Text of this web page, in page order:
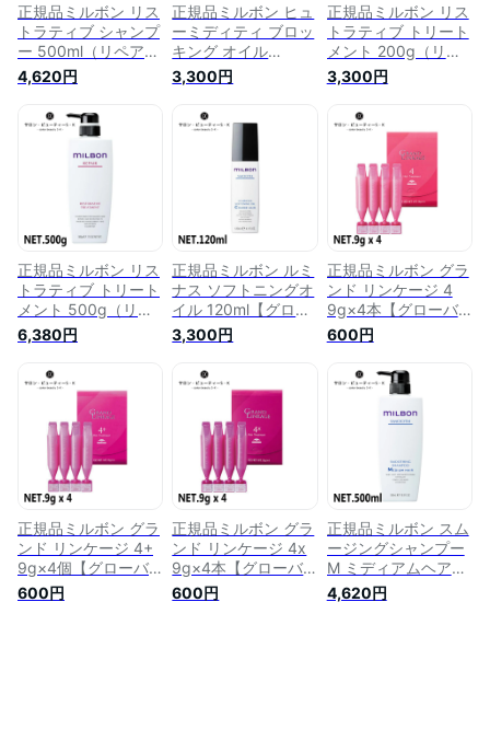
正規品ミルボン リス
トラティブ シャンプ
ー 500ml（リペア）
【グローバルミルボ
ン milbon ダメージ
ヘア ケア 美容室 美
容院 おすすめ サロ
ン専売品 美容室専売
品 】※流通経路確保
保護させていただい
ております。
4,620円
正規品ミルボン ヒュ
ーミディティ ブロッ
キング オイル
120ml【グローバル
ミルボン milbon ダ
メージヘア ケア 美
容室 美容院 おすす
め サロン専売品 美
容室専売品 】※流通
コードを保護させて
いただいておりま
す。
3,300円
正規品ミルボン リス
トラティブ トリート
メント 200g（リペ
ア）【グローバルミ
ルボン milbon ダメ
ージヘア ケア 美容
室 美容院 おすすめ
サロン専売品 美容室
専売品 】※流通経路
確保のため、QRコー
ドを保護させていた
だいております。
3,300円
正規品ミルボン リス
トラティブ トリート
メント 500g（リペ
ア）【グローバルミ
ルボン milbon ダメ
ージヘア ケア 美容
室 美容院 おすすめ
サロン専売品 美容室
専売品 】※流通経路
確保のため、QRコー
ドを保護させていた
だいております。
6,380円
正規品ミルボン ルミ
ナス ソフトニングオ
イル 120ml【グロー
バルミルボン milbon
ダメージヘア ケア
美容室 美容院 おす
すめ サロン専売品
美容室専売品 】※流
通経路確保のため、
QRコードを保護させ
ていただいておりま
す。
3,300円
正規品ミルボン グラ
ンド リンケージ 4
9g×4本【グローバ
ルミルボン milbon
ダメージヘア ケア
ヘアケア 美容室 美
容院 おすすめ サロ
ン専売品 美容室専売
品 】※流通経路確保
保護させていただい
ております。
600円
正規品ミルボン グラ
ンド リンケージ 4+
9g×4個【グローバ
ルミルボン milbon
ダメージヘア ケア
600円
正規品ミルボン グラ
ンド リンケージ 4x
9g×4本【グローバ
ルミルボン milbon
ダメージヘア ケア
600円
正規品ミルボン スム
ージングシャンプー
M ミディアムヘア
500ml（スムース）
【グローバルミルボ
4,620円